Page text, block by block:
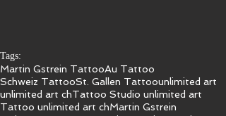
Tags:
Martin Gstrein TattooAu Tattoo
Schweiz TattooSt. Gallen Tattoounlimited art
unlimited art chTattoo Studio unlimited art
Tattoo unlimited art chMartin Gstrein